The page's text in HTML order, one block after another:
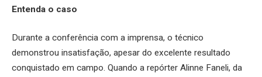
Entenda o caso
Durante a conferência com a imprensa, o técnico
demonstrou insatisfação, apesar do excelente resultado
conquistado em campo. Quando a repórter Alinne Faneli, da